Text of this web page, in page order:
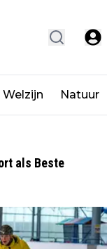
Welzijn Natuur
als Beste